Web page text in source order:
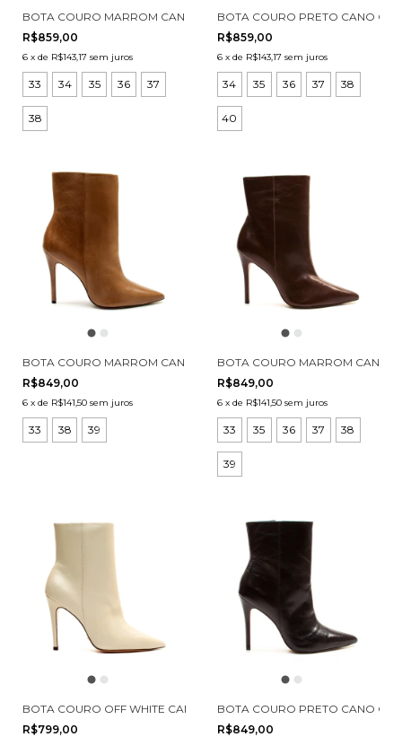
BOTA COURO MARROM CANO CURTO CECCONELLO 2949001-2
R$859,00
6 x de R$143,17 sem juros
33 34 35 36 37
38
BOTA COURO PRETO CANO
R$859,00
6 x de R$143,17 sem juros
34 35 36 37 38
40
BOTA COURO MARROM CANO CURTO CECCONELLO 2396008-5
R$849,00
6 x de R$141,50 sem juros
33 38 39
BOTA COURO MARROM CANO
R$849,00
6 x de R$141,50 sem juros
33 35 36 37 38
39
BOTA COURO OFF WHITE CANO CURTO CECCONELLO 1870031-32
R$799,00
BOTA COURO PRETO CANO
R$849,00